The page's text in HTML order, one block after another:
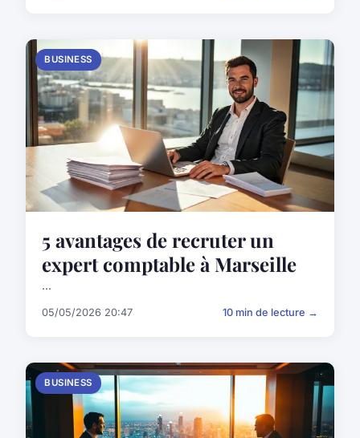
BUSINESS
5 avantages de recruter un
expert comptable à Marseille
...
05/05/2026 20:47 10 min de lecture →
BUSINESS